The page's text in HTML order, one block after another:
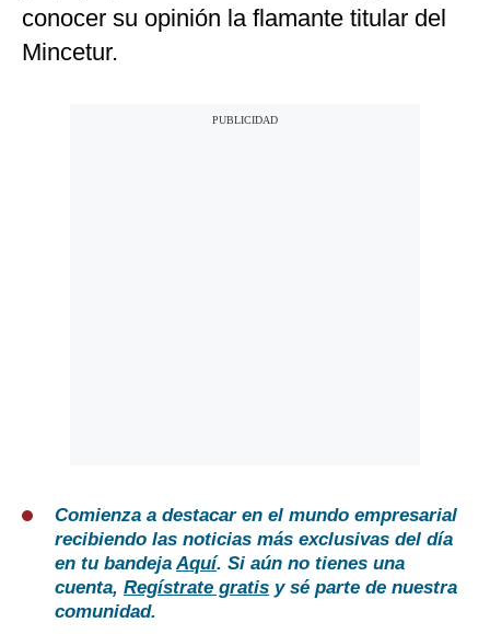
conocer su opinión la flamante titular del
Mincetur.
Comienza a destacar en el mundo empresarial
recibiendo las noticias más exclusivas del día
en tu bandejaAquí. Si aún no tienes una
cuenta, Regístrate gratis y sé parte de nuestra
comunidad.